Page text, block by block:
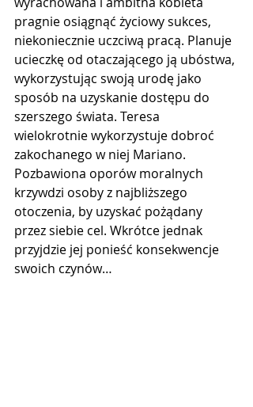
pragnie osiągnąć życiowy sukces,
niekoniecznie uczciwą pracą. Planuje
ucieczkę od otaczającego ją ubóstwa,
wykorzystując swoją urodę jako
sposób na uzyskanie dostępu do
szerszego świata. Teresa
wielokrotnie wykorzystuje dobroć
zakochanego w niej Mariano.
Pozbawiona oporów moralnych
krzywdzi osoby z najbliższego
otoczenia, by uzyskać pożądany
przez siebie cel. Wkrótce jednak
przyjdzie jej ponieść konsekwencje
swoich czynów…